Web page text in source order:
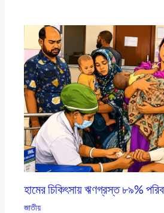
হামের চিকিৎসায় ঋণগ্রস্ত ৮৯%
জাতীয়